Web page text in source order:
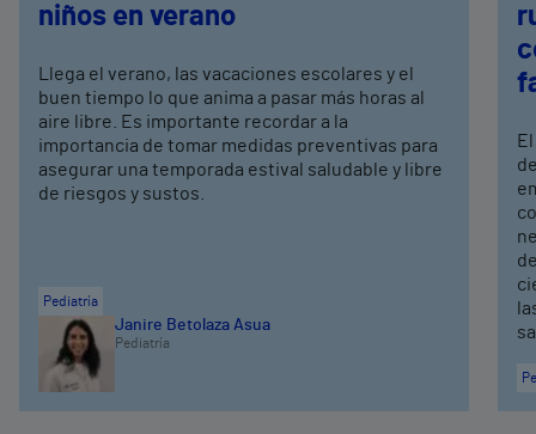
niños en verano
Llega el verano, las vacaciones escolares y el
buen tiempo lo que anima a pasar más horas al
aire libre. Es importante recordar a la
importancia de tomar medidas preventivas para
asegurar una temporada estival saludable y libre
de riesgos y sustos.
Pediatría
Janire Betolaza Asua
Pediatría